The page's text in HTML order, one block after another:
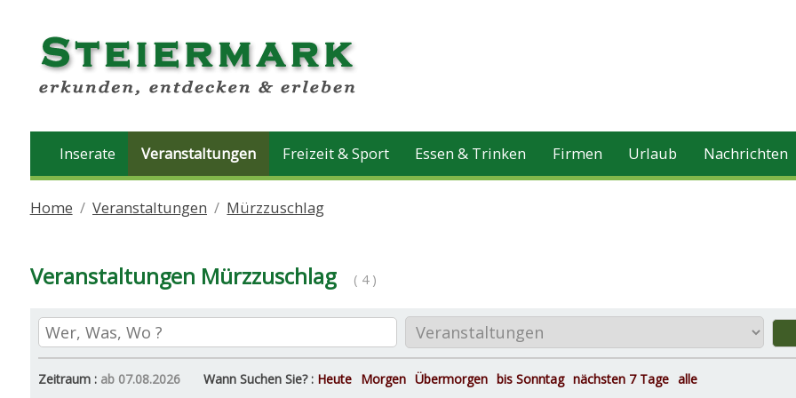
Inserate Veranstaltungen Freizeit & Sport Essen & Trinken Firmen Urlaub Nachrichten
Home Veranstaltungen Mürzzuschlag
Veranstaltungen Mürzzuschlag ( 4 )
Zeitraum : ab 07.08.2026 Wann Suchen Sie? : Heute Morgen Übermorgen bis Sonntag nächsten 7 Tage alle